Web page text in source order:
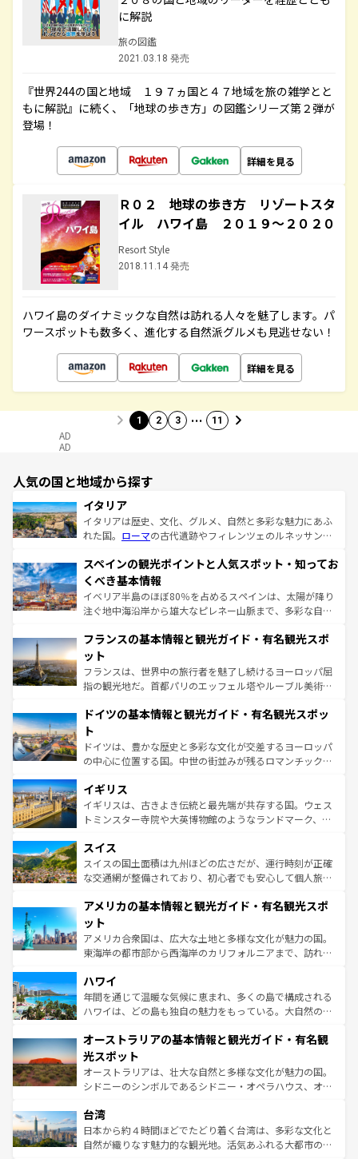
に解説
旅の図鑑
2021.03.18 発売
『世界244の国と地域 １９７ヵ国と４７地域を旅の雑学とと
もに解説』に続く、「地球の歩き方」の図鑑シリーズ第２弾が
登場！
詳細を見る
Ｒ０２ 地球の歩き方 リゾートスタ
イル ハワイ島 ２０１９～２０２０
Resort Style
2018.11.14 発売
ハワイ島のダイナミックな自然は訪れる人々を魅了します。パ
ワースポットも数多く、進化する自然派グルメも見逃せない！
詳細を見る
1 2 3 … 11
AD
AD
人気の国と地域から探す
イタリア
イタリアは歴史、文化、グルメ、自然と多彩な魅力にあふ
れた国。 ローマの古代遺跡やフィレンツェのルネッサンス
ろん、トスカーナの美しい田園風景やアマルフィ海岸の絶
景など、自然景観も見逃せない。観光の合間には、本場の
ピザやパスタなど、絶品のイタリア料理を堪能することも
できる。朝目覚めてから夜眠るまで、すべての瞬間を楽し
なお、新着のイタリア情報はコンテンツ一覧を参照してほ
しい。
スペインの観光ポイントと人気スポット・知ってお
くべき基本情報
イベリア半島のほぼ80％を占めるスペインは、太陽が降り
注ぐ地中海沿岸から雄大なピレネー山脈まで、多彩な自然
文化が根付くこの国では、情熱的なフラメンコ、熱気あふ
れる闘牛、そして美味しいタパスが生活の一部となってい
る。首都マドリードの洗練された雰囲気や、バルセロナの
アートに溢れた街角から、地方では古代ローマ遺跡や中世
せる。地方によって風土や気候が異なるスペインはその個
ンテンツ一覧 を参照してほしい。
フランスの基本情報と観光ガイド・有名観光スポ
ット
フランスは、世界中の旅行者を魅了し続けるヨーロッパ屈
指の観光地だ。首都パリのエッフェル塔やルーブル美術館
で、幅広い魅力が詰まっている。華麗な宮殿、歴史的な大
聖堂、美しいビーチ、そして豊かな自然が、訪れる者を心
から魅了する。また、フランスは美食の国としても知ら
れ、フランス料理はユネスコ無形文化遺産にも登録されて
香り高いラベンダー畑など、多彩な楽しみ方が可能だ。さ
らに、パリ以外の地域にも魅力が溢れており、どの街角に
も豊かな歴史と文化が息づいている。パリ以外の個性あふ
を参照してほしい。
ドイツの基本情報と観光ガイド・有名観光スポッ
ト
ドイツは、豊かな歴史と多彩な文化が交差するヨーロッパ
の中心に位置する国。中世の街並みが残るロマンチック街
顔を持つこの国は、どこを歩いても飽きることがない。ベ
ルリンの文化的活気、バイエルン州のアルプスの絶景、そ
してライン川沿いのワイン畑といった風景は必見。ビール
は、お酒好きな人にはぜひ体験してほしい。 なお、新着の
ドイツ情報はコンテンツ一覧を参照してほしい。
イギリス
イギリスは、古きよき伝統と最先端が共存する国。ウェス
トミンスター寺院や大英博物館のようなランドマーク、歴
リアごとに異なる魅力がある。また、優雅なアフタヌーン
ティー、ビール好きにはたまらない英国パブ、サッカー観
戦など、本場だからこそできる体験も豊富。イギリスを旅
ンツ一覧を参照してほしい。
スイス
スイスの国土面積は九州ほどの広さだが、運行時刻が正確
な交通網が整備されており、初心者でも安心して個人旅行
の建物がそのまま残る町や、スイスならではのユニークな
博物館もあり、アルプス観光だけでなく町歩きも満喫する
ことができる。国民の所得が高いため物価も高いが、旅行
者向けの交通パス提供のサービスもあり、うまく活用すれ
着のスイス情報は
アメリカの基本情報と観光ガイド・有名観光スポ
ット
アメリカ合衆国は、広大な土地と多様な文化が魅力の国。
東海岸の都市部から西海岸のカリフォルニアまで、訪れる
のような巨大都市は、観光、ショッピング、エンターテイ
ンメントが詰まった刺激的なスポットだ。一方、アメリカ
西部には大自然が広がり、グランドキャニオンやイエロー
部のニューオーリンズでは、音楽と美食が融合した独特の
文化が魅力。旅行者はアメリカの各地域で異なる魅力を楽
しみながら、その多様性と豊かな歴史を感じることができ
るだろう。車でのロードトリップや列車の旅も、アメリカ
情報は
ハワイ
年間を通じて温暖な気候に恵まれ、多くの島で構成される
ハワイは、どの島も独自の魅力をもっている。大自然の神
ワイ島は見逃せない。また、定番の観光地といえばオアフ
島だが、静かな自然を求めるならマウイ島やカウアイ島が
おすすめ。エメラルドグリーンに輝く海をはじめ、豊かな
文化や歴史が息づいている。「アロハスピリット」と呼ば
人々、おいしいローカルフードやハワイアンミュージッ
ク、伝統的なフラダンスなど、すべてがハワイの魅力を彩
っている。訪れるたびに新しい発見と感動が待っているハ
オーストラリアの基本情報と観光ガイド・有名観
光スポット
オーストラリアは、壮大な自然と多様な文化が魅力の国。
シドニーのシンボルであるシドニー・オペラハウス、オー
リアリーフや大陸中央部にそびえるウルル（エアーズロッ
ク）、タスマニアの美しい原生林やケアンズの熱帯雨林な
ど、見どころがたくさん。また、カフェやワイン、オージ
台湾
日本から約４時間ほどでたどり着く台湾は、多彩な文化と
自然が織りなす魅力的な観光地。活気あふれる大都市の台